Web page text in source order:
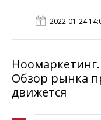
2022-01-24
Обзор рынка
движется